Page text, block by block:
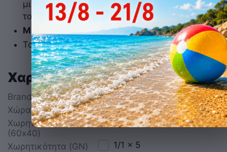
μικροκρυστάλλων για την βέλτιστη συντήρηση
του προϊόντος.
Μέγιστη ποσότητα 12kg.
Το φαγητό διατηρείται ασφαλές για μήνες.
Χαρακτηριστικά
Brand
TECNODOM
Χώρα προέλευσης
Ιταλία
Χωρητικότητα
(60x40)
5ταψιά
Χωρητικότητα (GN)
GN 1/1 x 5